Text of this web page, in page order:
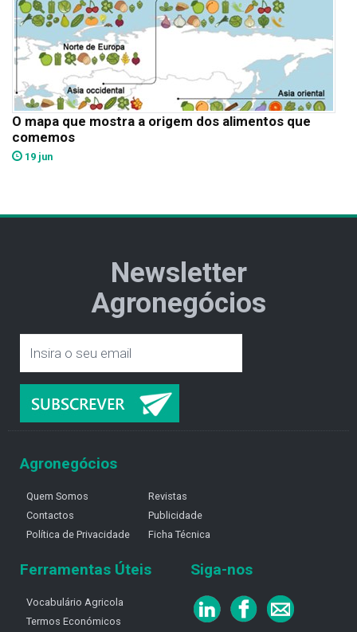
O mapa que mostra a origem dos alimentos que
comemos
19 jun
Newsletter
Agronegócios
Agronegócios
Quem Somos
Contactos
Política de Privacidade
Revistas
Publicidade
Ficha Técnica
Ferramentas Úteis
Vocabulário Agricola
Termos Económicos
Siga-nos